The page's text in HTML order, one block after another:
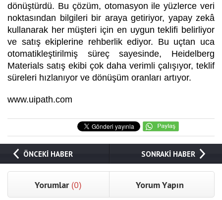
dönüştürdü. Bu çözüm, otomasyon ile yüzlerce veri
noktasından bilgileri bir araya getiriyor, yapay zekâ
kullanarak her müşteri için en uygun teklifi belirliyor
ve satış ekiplerine rehberlik ediyor. Bu uçtan uca
otomatikleştirilmiş süreç sayesinde, Heidelberg
Materials satış ekibi çok daha verimli çalışıyor, teklif
süreleri hızlanıyor ve dönüşüm oranları artıyor.
www.uipath.com
ÖNCEKİ HABER SONRAKİ HABER
Yorumlar (0) Yorum Yapın